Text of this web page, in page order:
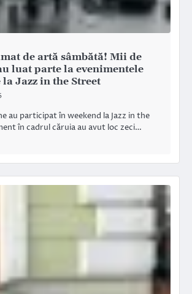
de artă sâmbătă! Mii de
luat parte la evenimentele
Jazz in the Street
au participat în weekend la Jazz in the
în cadrul căruia au avut loc zeci…